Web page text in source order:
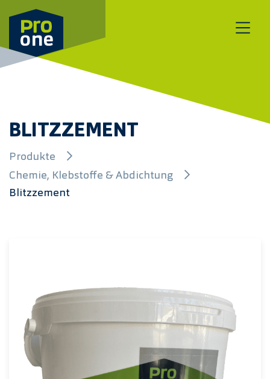
Zum Inhalt springen
BLITZZEMENT
Produkte
Chemie, Klebstoffe & Abdichtung
Blitzzement